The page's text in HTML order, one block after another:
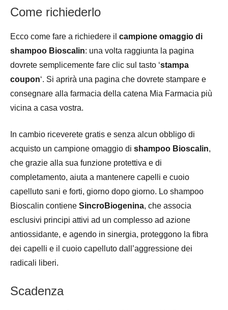
Come richiederlo
Ecco come fare a richiedere il campione omaggio di
shampoo Bioscalin: una volta raggiunta la pagina
dovrete semplicemente fare clic sul tasto ‘stampa
coupon‘. Si aprirà una pagina che dovrete stampare e
consegnare alla farmacia della catena Mia Farmacia più
vicina a casa vostra.
In cambio riceverete gratis e senza alcun obbligo di
acquisto un campione omaggio di shampoo Bioscalin,
che grazie alla sua funzione protettiva e di
completamento, aiuta a mantenere capelli e cuoio
capelluto sani e forti, giorno dopo giorno. Lo shampoo
Bioscalin contiene SincroBiogenina, che associa
esclusivi principi attivi ad un complesso ad azione
antiossidante, e agendo in sinergia, proteggono la fibra
dei capelli e il cuoio capelluto dall’aggressione dei
radicali liberi.
Scadenza